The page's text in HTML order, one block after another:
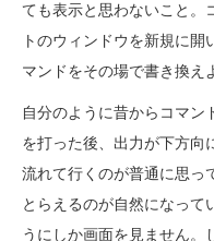
ても表示と思わないこと。
トのウィンドウを新規に
マンドをその場で書き換え
自分のように昔からコマン
を打った後、出力が下方向
流れて行くのが普通に思っ
とらえるのが自然になって
うにしか画面を見ません。